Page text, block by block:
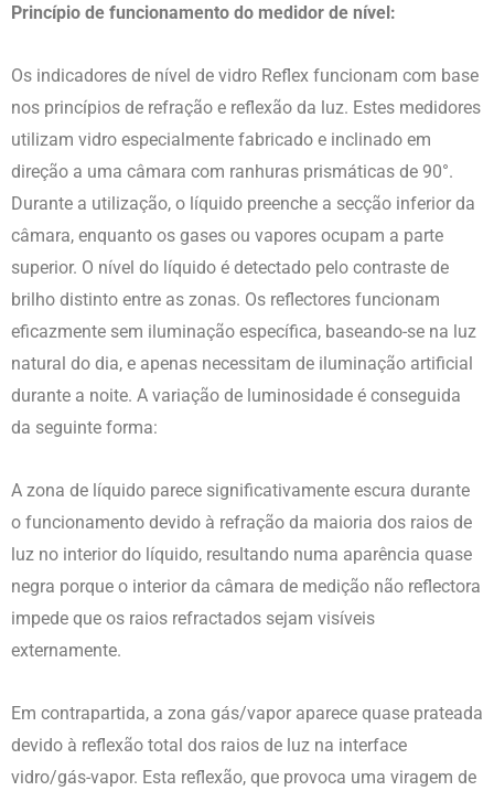
Princípio de funcionamento do medidor de nível:
Os indicadores de nível de vidro Reflex funcionam com base
nos princípios de refração e reflexão da luz. Estes medidores
utilizam vidro especialmente fabricado e inclinado em
direção a uma câmara com ranhuras prismáticas de 90°.
Durante a utilização, o líquido preenche a secção inferior da
câmara, enquanto os gases ou vapores ocupam a parte
superior. O nível do líquido é detectado pelo contraste de
brilho distinto entre as zonas. Os reflectores funcionam
eficazmente sem iluminação específica, baseando-se na luz
natural do dia, e apenas necessitam de iluminação artificial
durante a noite. A variação de luminosidade é conseguida
da seguinte forma:
A zona de líquido parece significativamente escura durante
o funcionamento devido à refração da maioria dos raios de
luz no interior do líquido, resultando numa aparência quase
negra porque o interior da câmara de medição não reflectora
impede que os raios refractados sejam visíveis
externamente.
Em contrapartida, a zona gás/vapor aparece quase prateada
devido à reflexão total dos raios de luz na interface
vidro/gás-vapor. Esta reflexão, que provoca uma viragem de